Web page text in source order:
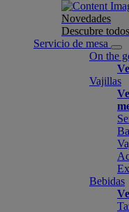
Novedades
Descubre
Servicio de mesa
On the
Vajillas
Bebidas